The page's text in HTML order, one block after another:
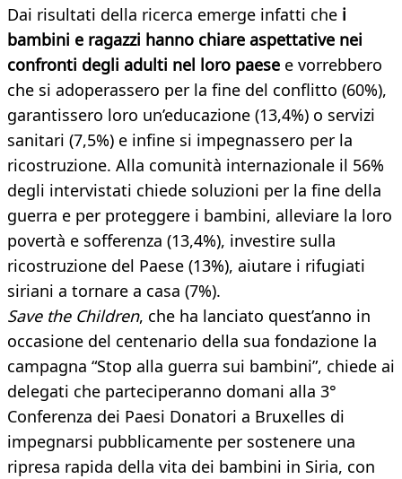
Dai risultati della ricerca emerge infatti che i
bambini e ragazzi hanno chiare aspettative nei
confronti degli adulti nel loro paese e vorrebbero
che si adoperassero per la fine del conflitto (60%),
garantissero loro un’educazione (13,4%) o servizi
sanitari (7,5%) e infine si impegnassero per la
ricostruzione. Alla comunità internazionale il 56%
degli intervistati chiede soluzioni per la fine della
guerra e per proteggere i bambini, alleviare la loro
povertà e sofferenza (13,4%), investire sulla
ricostruzione del Paese (13%), aiutare i rifugiati
siriani a tornare a casa (7%).
Save the Children, che ha lanciato quest’anno in
occasione del centenario della sua fondazione la
campagna “Stop alla guerra sui bambini”, chiede ai
delegati che parteciperanno domani alla 3°
Conferenza dei Paesi Donatori a Bruxelles di
impegnarsi pubblicamente per sostenere una
ripresa rapida della vita dei bambini in Siria, con